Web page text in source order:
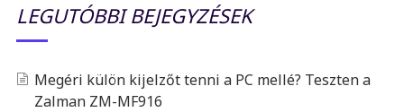
LEGUTÓBBI BEJEGYZÉSEK
Megéri külön kijelzőt tenni a PC mellé? Teszten a
Zalman ZM-MF916